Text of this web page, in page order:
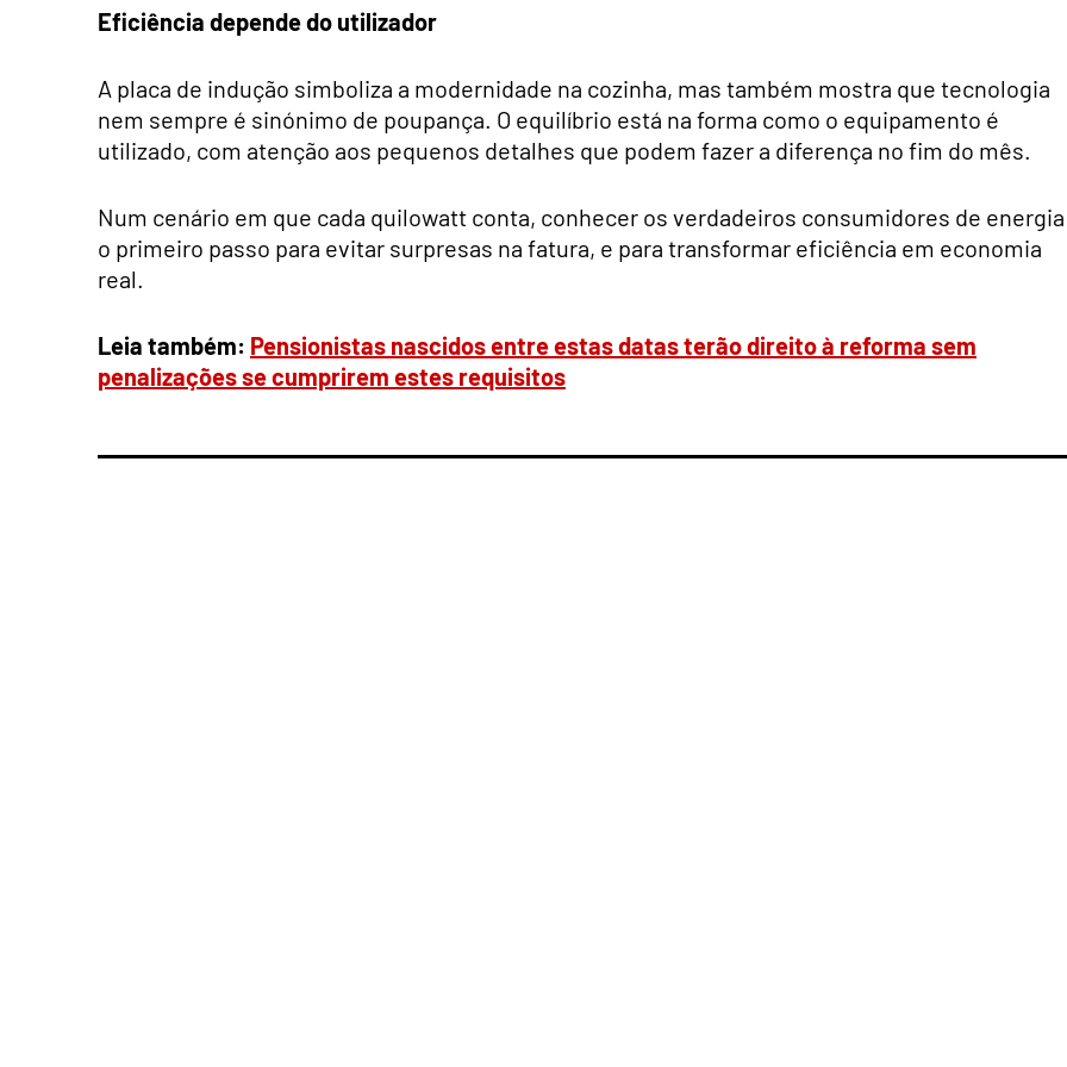
Eficiência depende do utilizador
A placa de indução simboliza a modernidade na cozinha, mas também mostra que tecnologia
nem sempre é sinónimo de poupança. O equilíbrio está na forma como o equipamento é
utilizado, com atenção aos pequenos detalhes que podem fazer a diferença no fim do mês.
Num cenário em que cada quilowatt conta, conhecer os verdadeiros consumidores de
o primeiro passo para evitar surpresas na fatura, e para transformar eficiência em economia
real.
Leia também: Pensionistas nascidos entre estas datas terão direito à reforma sem
penalizações se cumprirem estes requisitos